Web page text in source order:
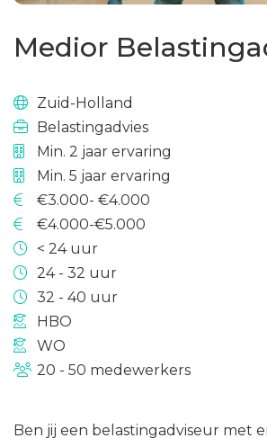
Medior
Zuid-Holland
Belastingadvies
Min. 2 jaar ervaring
Min. 5 jaar ervaring
€3.000- €4.000
€4.000-€5.000
< 24 uur
24 - 32 uur
32 - 40 uur
HBO
WO
20 - 50 medewerkers
Ben jij een belastingadviseur met